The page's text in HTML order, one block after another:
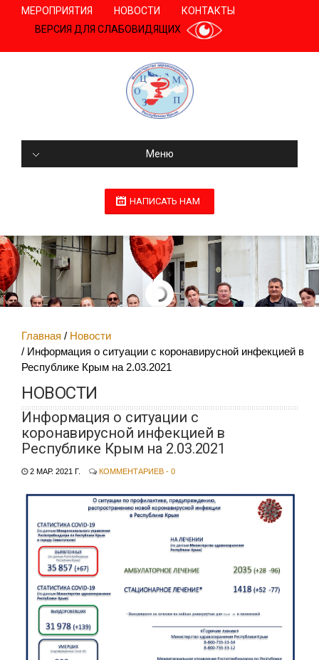
МЕРОПРИЯТИЯ НОВОСТИ
КОНТАКТЫ
ВЕРСИЯ ДЛЯ СЛАБОВИДЯЩИХ
Меню
НАПИСАТЬ НАМ
Главная
Новости
Информация о ситуации с коронавирусной инфекцией в
Республике Крым на 2.03.2021
НОВОСТИ
Информация о ситуации с
коронавирусной инфекцией в
Республике Крым на 2.03.2021
2 МАР. 2021 Г. КОММЕНТАРИЕВ - 0